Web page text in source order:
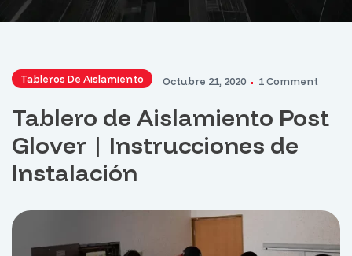
Tableros De Aislamiento Octubre 21, 2020 1 Comment
Tablero de Aislamiento Post
Glover | Instrucciones de
Instalación